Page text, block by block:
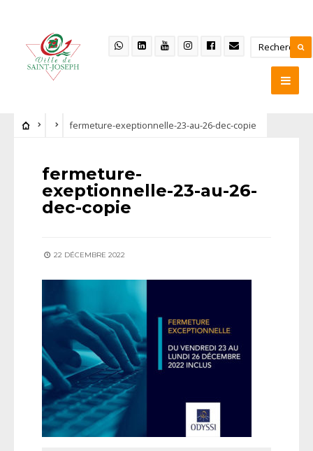
fermeture-exeptionnelle-23-au-26-dec-copie
fermeture-
exeptionnelle-23-au-26-
dec-copie
22 DÉCEMBRE 2022